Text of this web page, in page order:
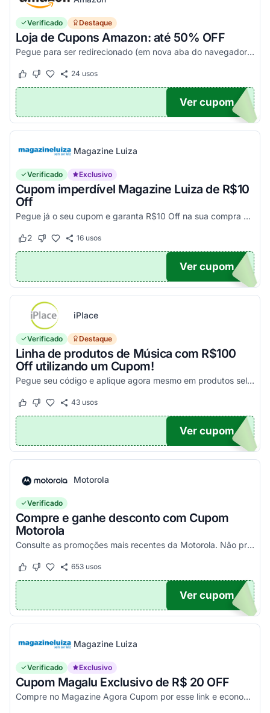
Verificado Destaque
Loja de Cupons Amazon: até 50% OFF
Pegue para ser redirecionado (em nova aba do navegador) e acesse todos os cupons disponíveis da Amazon Brasil. Aproveite para economizar nesse link. Corra e garanta já o seu descon...
Este cupom funcionou
Este cupom não funcionou
24 usos
TICO
Ver cupom
Magazine Luiza
Verificado Exclusivo
Cupom imperdível Magazine Luiza de R$10
Off
Pegue já o seu cupom e garanta R$10 Off na sua compra acima de R$500,00
Este cupom funcionou
2 Este cupom não funcionou
16usos
UPOM
Ver cupom
iPlace
Verificado Destaque
Linha de produtos de Música com R$100
Off utilizando um Cupom!
Pegue seu código e aplique agora mesmo em produtos selecionados para garantir seus descontos!
Este cupom funcionou
Este cupom não funcionou
43usos
100
Ver cupom
Motorola
Verificado
Compre e ganhe desconto com Cupom
Motorola
Consulte as promoções mais recentes da Motorola. Não precisa de cupom, descontos já aplicados no site.
Este cupom funcionou
Este cupom não funcionou
653usos
TICO
Ver cupom
Magazine Luiza
Verificado Exclusivo
Cupom Magalu Exclusivo de R$ 20 OFF
Compre no Magazine Agora Cupom por esse link e economize R$ 20 na compra de produtos acima de R$ 999 vendidos e entregues por Magazine Luiza. Economize!